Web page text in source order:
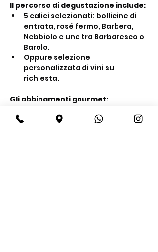
Il percorso di degustazione include:
5 calici selezionati: bollicine di
entrata, rosé fermo, Barbera,
Nebbiolo e uno tra Barbaresco o
Barolo.
Oppure selezione
personalizzata di vini su
richiesta.
Gli abbinamenti gourmet:
Show More